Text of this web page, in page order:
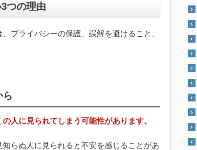
つの理由
プライバシーの保護、誤解を避けること、
人に見られてしまう可能性があります。
らぬ人に見られると不安を感じることがあ